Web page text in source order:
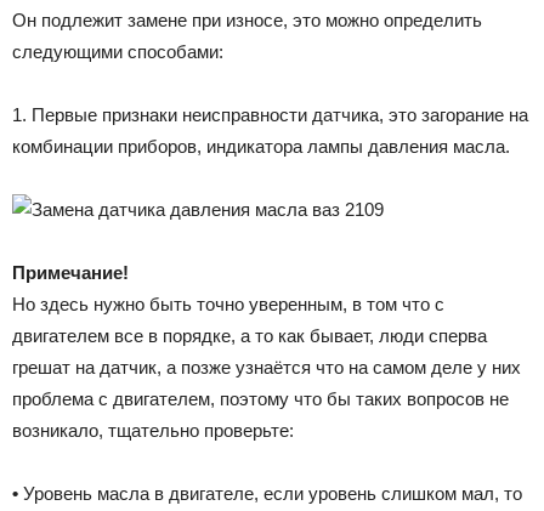
Он подлежит замене при износе, это можно определить
следующими способами:
1. Первые признаки неисправности датчика, это загорание на
комбинации приборов, индикатора лампы давления масла.
Примечание!
Но здесь нужно быть точно уверенным, в том что с
двигателем все в порядке, а то как бывает, люди сперва
грешат на датчик, а позже узнаётся что на самом деле у них
проблема с двигателем, поэтому что бы таких вопросов не
возникало, тщательно проверьте:
• Уровень масла в двигателе, если уровень слишком мал, то